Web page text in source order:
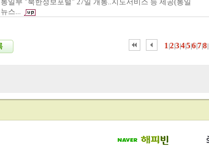
통일부 "북한정보포털" 27일 개통..지도서비스 등 제공(통일
뉴스...
1|2|3|4|5|6|7|8|